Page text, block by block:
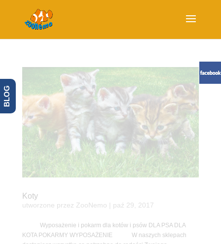
Koty
utworzone przez ZooNemo paź 29, 2017
Wyposażenie i pokarm dla kotów i psów DLA PSA DLA
KOTA POKARMY WYPOSAŻENIE W naszych sklepach
BLOG